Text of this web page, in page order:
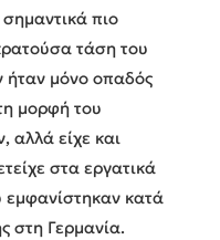
πιο
τάση του
ήταν μόνο οπαδός
μορφή του
αλλά είχε και
στα εργατικά
εμφανίστηκαν κατά
στη Γερμανία.